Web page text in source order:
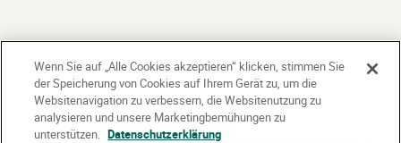
Wenn Sie auf „Alle Cookies akzeptieren“ klicken, stimmen Sie
der Speicherung von Cookies auf Ihrem Gerät zu, um die
Websitenavigation zu verbessern, die Websitenutzung zu
analysieren und unsere Marketingbemühungen zu
unterstützen. Datenschutzerklärung